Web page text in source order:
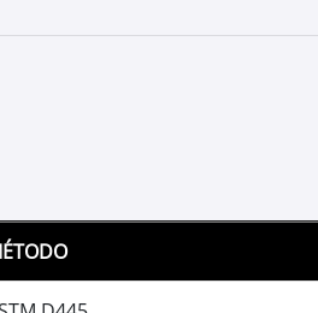
Hydrau-Gard